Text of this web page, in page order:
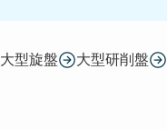
大型旋盤 大型研削盤